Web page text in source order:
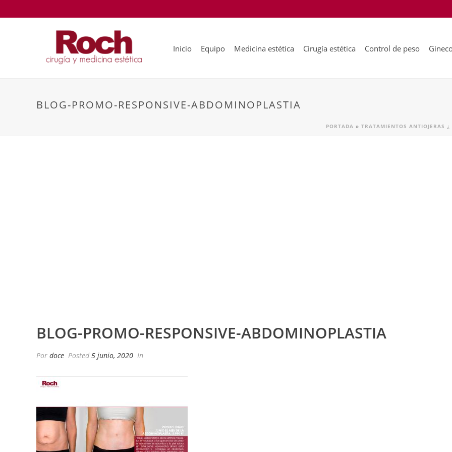
Inicio Equipo Medicina estética Cirugía estética Control de peso
BLOG-PROMO-RESPONSIVE-ABDOMINOPLASTIA
PORTADA » TRATAMIENTOS ANTIOJERAS
BLOG-PROMO-RESPONSIVE-ABDOMINOPLASTIA
Por doce Posted 5 junio, 2020 In